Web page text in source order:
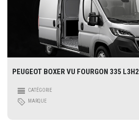
PEUGEOT BOXER VU FOURGON 335 L3H2
CATÉGORIE
MARQUE